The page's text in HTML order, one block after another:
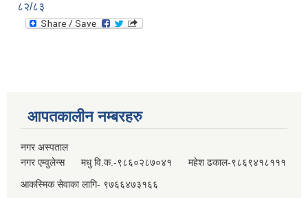
८२/८३
आपतकालीन नम्बरहरु
नगर अस्पताल
नगर एम्वुलेन्स मधु वि.क.-९८६०२८७०४१ महेश ढकाल-९८६९४१८१११
आकस्मिक सेवाका लागि- ९७६६४७३१६६